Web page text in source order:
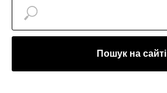
Пошук на сайті